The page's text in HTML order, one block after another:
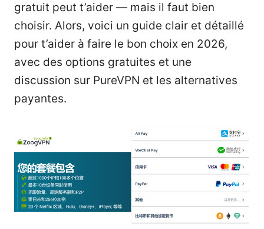
gratuit peut t’aider — mais il faut bien
choisir. Alors, voici un guide clair et détaillé
pour t’aider à faire le bon choix en 2026,
avec des options gratuites et une
discussion sur PureVPN et les alternatives
payantes.